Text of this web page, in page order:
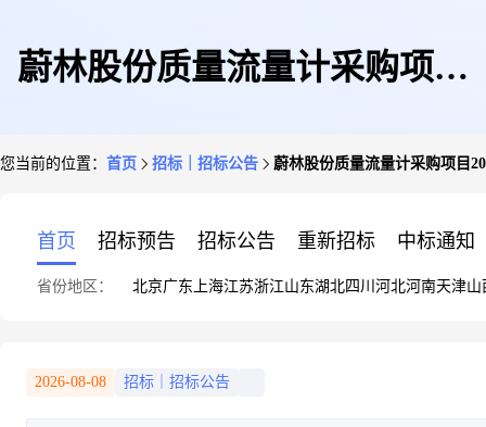
蔚林股份质量流量计采购项目
您当前的位置： 首页 招标｜招标公告 蔚林股份质量流量计采购项目
首页 招标预告 招标公告 重新招标 中标通知
省份地区： 北京广东 上海江苏浙江山东湖北四川 河北河南天津山
2026-08-08 招标｜招标公告